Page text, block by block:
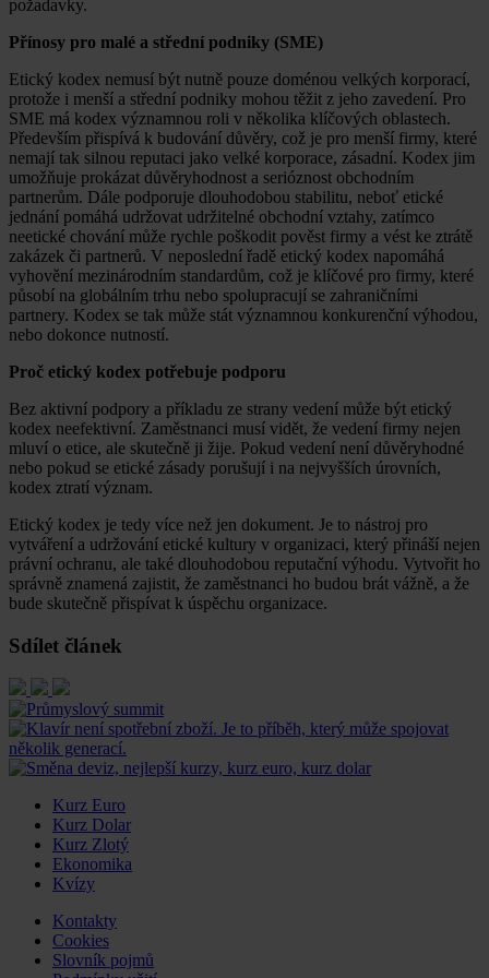
požadavky.
Přínosy pro malé a střední podniky (SME)
Etický kodex nemusí být nutně pouze doménou velkých korporací,
protože i menší a střední podniky mohou těžit z jeho zavedení. Pro
SME má kodex významnou roli v několika klíčových oblastech.
Především přispívá k budování důvěry, což je pro menší firmy, které
nemají tak silnou reputaci jako velké korporace, zásadní. Kodex jim
umožňuje prokázat důvěryhodnost a serióznost obchodním
partnerům. Dále podporuje dlouhodobou stabilitu, neboť etické
jednání pomáhá udržovat udržitelné obchodní vztahy, zatímco
neetické chování může rychle poškodit pověst firmy a vést ke ztrátě
zakázek či partnerů. V neposlední řadě etický kodex napomáhá
vyhovění mezinárodním standardům, což je klíčové pro firmy, které
působí na globálním trhu nebo spolupracují se zahraničními
partnery. Kodex se tak může stát významnou konkurenční výhodou,
nebo dokonce nutností.
Proč etický kodex potřebuje podporu
Bez aktivní podpory a příkladu ze strany vedení může být etický
kodex neefektivní. Zaměstnanci musí vidět, že vedení firmy nejen
mluví o etice, ale skutečně ji žije. Pokud vedení není důvěryhodné
nebo pokud se etické zásady porušují i na nejvyšších úrovních,
kodex ztratí význam.
Etický kodex je tedy více než jen dokument. Je to nástroj pro
vytváření a udržování etické kultury v organizaci, který přináší nejen
právní ochranu, ale také dlouhodobou reputační výhodu. Vytvořit ho
správně znamená zajistit, že zaměstnanci ho budou brát vážně, a že
bude skutečně přispívat k úspěchu organizace.
Sdílet článek
Kurz Euro
Kurz Dolar
Kurz Zlotý
Ekonomika
Kvízy
Kontakty
Cookies
Slovník pojmů